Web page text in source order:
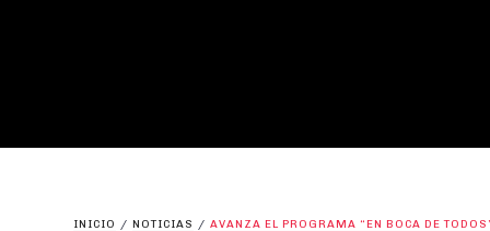
INICIO / NOTICIAS / AVANZA EL PROGRAMA “EN BOCA DE